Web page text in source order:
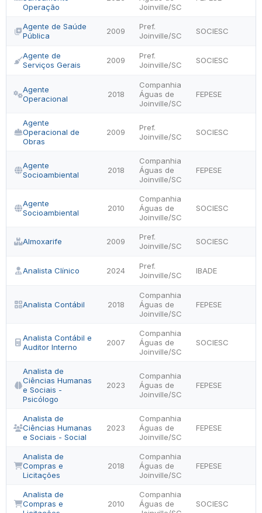
Operação
Joinville/SC
Agente de Saúde
Pública
2009
Pref.
Joinville/SC
SOCIESC
Agente de
Serviços Gerais
2009
Pref.
Joinville/SC
SOCIESC
Agente
Operacional
2018
Companhia
Águas de
Joinville/SC
FEPESE
Agente
Operacional de
Obras
2009
Pref.
Joinville/SC
SOCIESC
Agente
Socioambiental
2018
Companhia
Águas de
Joinville/SC
FEPESE
Agente
Socioambiental
2010
Companhia
Águas de
Joinville/SC
SOCIESC
Almoxarife 2009
Pref.
Joinville/SC
SOCIESC
Analista Clínico 2024
Pref.
Joinville/SC
IBADE
Analista Contábil 2018
Companhia
Águas de
Joinville/SC
FEPESE
Analista Contábil e
Auditor Interno
2007
Companhia
Águas de
Joinville/SC
SOCIESC
Analista de
Ciências Humanas
e Sociais -
Psicólogo
2023
Companhia
Águas de
Joinville/SC
FEPESE
Analista de
Ciências Humanas
e Sociais - Social
2023
Companhia
Águas de
Joinville/SC
FEPESE
Analista de
Compras e
Licitações
2018
Companhia
Águas de
Joinville/SC
FEPESE
Analista de
Compras e
2010
Companhia
Águas de
SOCIESC